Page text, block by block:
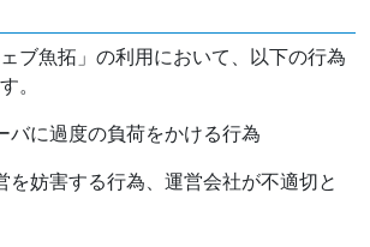
ブ魚拓」の利用において、以下の行為
。
バに過度の負荷をかける行為
を妨害する行為、運営会社が不適切と